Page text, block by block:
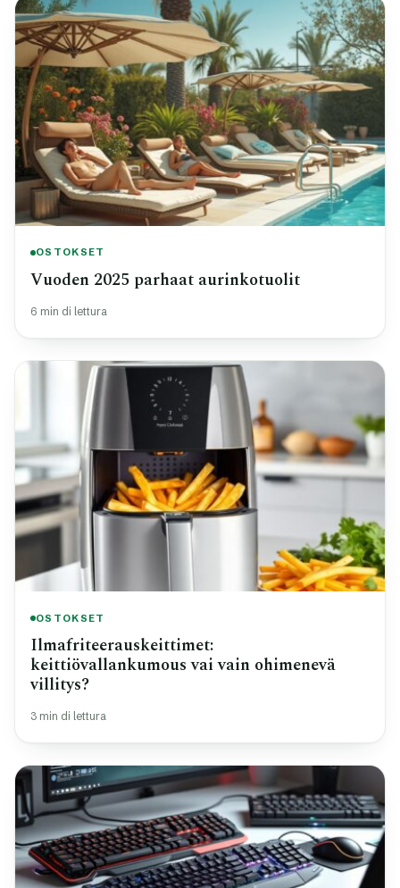
OSTOKSET
Vuoden 2025 parhaat aurinkotuolit
6 min di lettura
OSTOKSET
Ilmafriteerauskeittimet:
keittiövallankumous vai vain ohimenevä
villitys?
3 min di lettura